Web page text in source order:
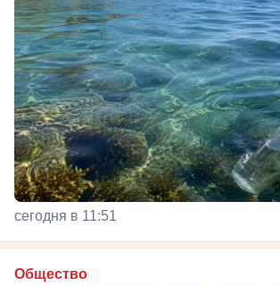
сегодня в 11:51
Общество